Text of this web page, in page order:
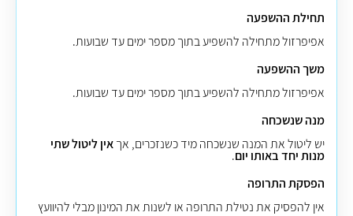
תחילת ההשפעה
אפיפרזול מתחילה להשפיע בתוך מספר ימים עד שבועות.
משך ההשפעה
אפיפרזול מתחילה להשפיע בתוך מספר ימים עד שבועות.
מנה שנשכחה
יש ליטול את המנה שנשכחה מיד כשנזכרים, אךאין ליטול שתי
מנות יחד באותו יום.
הפסקת התרופה
אין להפסיק את נטילת התרופה או לשנות את המינון מבלי להיוועץ